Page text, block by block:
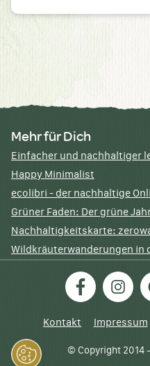
Mehr für Dich
Einfacher und nachhaltiger
Happy Minimalist
ecolibri - der nachhaltige
Grüner Faden: Der grüne
Nachhaltigkeitskarte:
Wildkräuterwanderungen in
Facebook
Kontakt Impressum
© Copyright 2014